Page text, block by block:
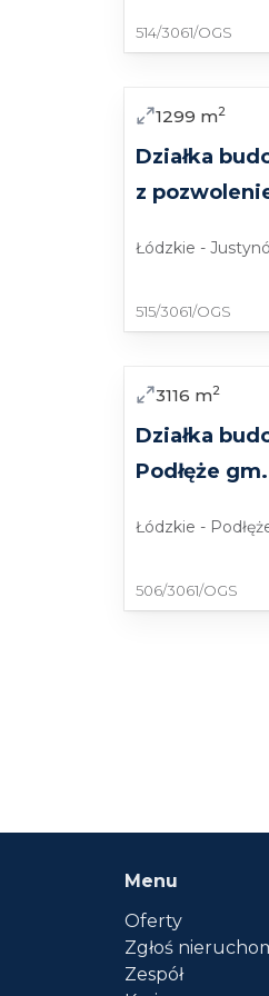
Dojazd
Możliwość
Jeżeli marzysz
nieruchomość
działkę na
514/3061/OGS
Sprzedaż
1299 m2
Działka
z
Łódzkie -
515/3061/OGS
Sprzedaż
3116 m2
Działka
Podłęże
Łódzkie -
506/3061/OGS
Menu
Oferty
Zgłoś
Zespół